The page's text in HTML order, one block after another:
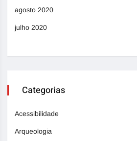
agosto 2020
julho 2020
Categorias
Acessibilidade
Arqueologia